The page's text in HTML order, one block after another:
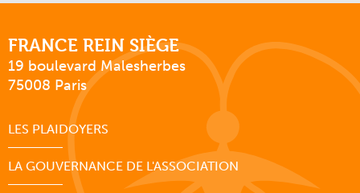
FRANCE REIN SIÈGE
19 boulevard Malesherbes
75008 Paris
LES PLAIDOYERS
LA GOUVERNANCE DE L'ASSOCIATION